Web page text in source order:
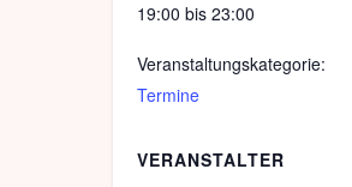
19:00 bis 23:00
Veranstaltungskategorie:
Termine
VERANSTALTER